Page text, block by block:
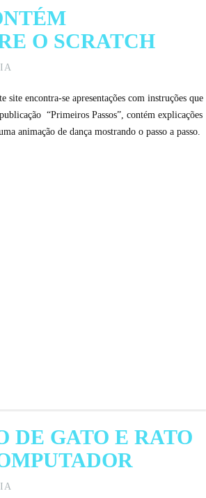
O SCRATCH
encontra-se apresentações com instruções que
“Primeiros Passos”, contém explicações
animação de dança mostrando o passo a passo.
DE GATO E RATO